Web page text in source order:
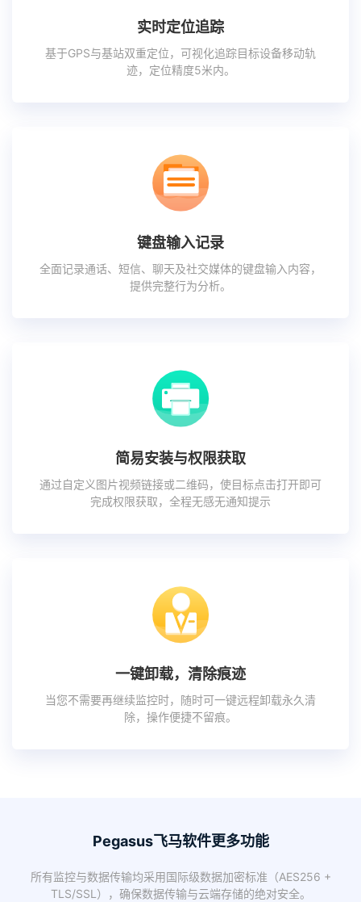
实时定位追踪
基于GPS与基站双重定位，可视化追踪目标设备移动轨
迹，定位精度5米内。
键盘输入记录
全面记录通话、短信、聊天及社交媒体的键盘输入内容，
提供完整行为分析。
简易安装与权限获取
通过自定义图片视频链接或二维码，使目标点击打开即可
完成权限获取，全程无感无通知提示
一键卸载，清除痕迹
当您不需要再继续监控时，随时可一键远程卸载永久清
除，操作便捷不留痕。
Pegasus飞马软件更多功能
所有监控与数据传输均采用国际级数据加密标准（AES256 +
TLS/SSL），确保数据传输与云端存储的绝对安全。